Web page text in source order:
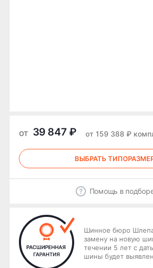
от 39 847 ₽ от 159 388 ₽
ВЫБРАТЬ
Помощь в
Шинное бюро
замену на новую
течении 5 лет с
шины будет